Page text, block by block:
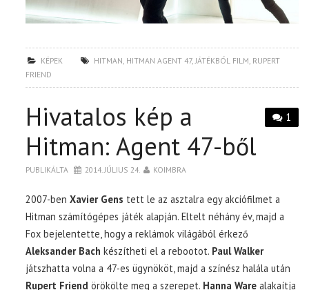
KÉPEK HITMAN, HITMAN AGENT 47,JÁTÉKBÓL FILM, RUPERT
FRIEND
1
Hivatalos kép a
Hitman: Agent 47-ből
PUBLIKÁLTA 2014. JÚLIUS 24. KOIMBRA
2007-benXavier Gens tett le az asztalra egy akciófilmet a
Hitman számítógépes játék alapján. Eltelt néhány év, majd a
Fox bejelentette, hogy a reklámok világából érkező
Aleksander Bach készítheti el a rebootot. Paul Walker
játszhatta volna a 47-es ügynököt, majd a színész halála után
Rupert Friend örökölte meg a szerepet. Hanna Ware alakaítja